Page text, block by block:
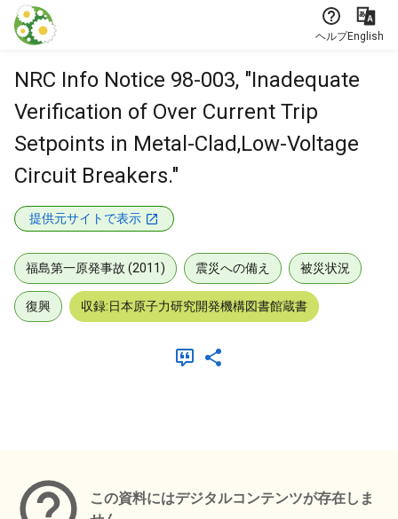
本文に飛ぶ
ヘルプEnglish
NRC Info Notice 98-003, "Inadequate
Verification of Over Current Trip
Setpoints in Metal-Clad,Low-Voltage
Circuit Breakers."
提供元サイトで表示
福島第一原発事故 (2011) 震災への備え 被災状況
復興 収録:日本原子力研究開発機構図書館蔵書
この資料にはデジタルコンテンツが存在しま